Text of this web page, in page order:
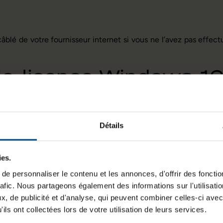
Détails
personnaliser le contenu et les annonces, d'offrir des
Nous partageons également des informations sur
de publicité et d'analyse, qui peuvent combiner celles-ci
ont collectées lors de votre utilisation de leurs services.
de votre fournisseur internet si vous ne l’avez pas
licence Windows
! Vous vous
?Reportez-vous à l’image 27 de notre plaquette de
opérations suivantes,
muni de votre clé à 25 caractères.
les « paramètres » ;
à jour et sécurité »
gauche sur l’onglet« Activation »
en haut en rouge que votre licence n’est pas activée.